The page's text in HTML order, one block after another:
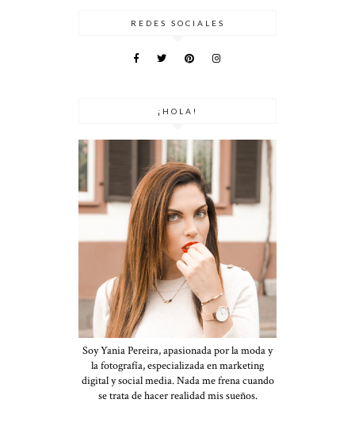
REDES SOCIALES
¡HOLA!
Soy Yania Pereira, apasionada por la moda y
la fotografía, especializada en marketing
digital y social media. Nada me frena cuando
se trata de hacer realidad mis sueños.